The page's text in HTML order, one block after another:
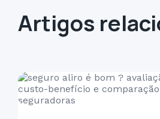
Artigos